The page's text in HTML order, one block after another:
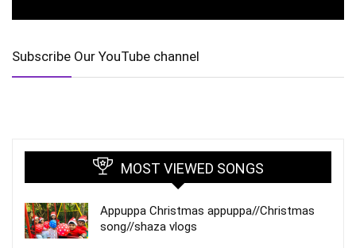
Subscribe Our YouTube channel
MOST VIEWED SONGS
Appuppa Christmas appuppa//Christmas
song//shaza vlogs